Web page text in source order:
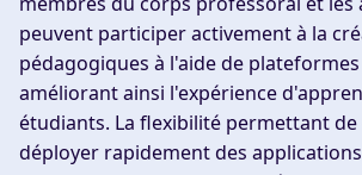
peuvent participer activement à la
pédagogiques à l'aide de plateformes
améliorant ainsi l'expérience
étudiants. La flexibilité permettant
déployer rapidement des